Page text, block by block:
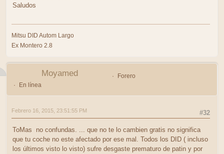
Saludos
Mitsu DID Autom Largo
Ex Montero 2.8
Moyamed
Forero
En línea
#32
Febrero 16, 2015, 23:51:55 PM
ToMas no confundas. ... que no te lo cambien gratis no significa
que tu coche no este afectado por ese mal. Todos los DID ( incluso
los últimos visto lo visto) sufre desgaste prematuro de patin y por